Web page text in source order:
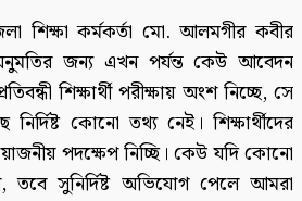
শিক্ষা কর্মকর্তা মো. আলমগীর কবীর
জন্য এখন পর্যন্ত কেউ আবেদন
শিক্ষার্থী পরীক্ষায় অংশ নিচ্ছে, সে
কোনো তথ্য নেই। শিক্ষার্থীদের
পদক্ষেপ নিচ্ছি। কেউ যদি কোনো
তবে সুনির্দিষ্ট অভিযোগ পেলে আমরা